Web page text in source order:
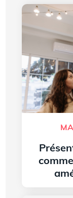
identité